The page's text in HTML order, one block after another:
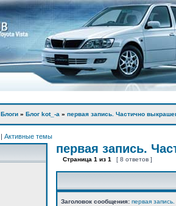
Блоги » Блог kot_-а » первая запись. Частично
| Активные темы
первая запись.
Страница 1 из 1 [ 8 ответов ]
Заголовок сообщения: первая